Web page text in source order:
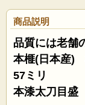
商品説明
品質には老舗
本榧(日本産)
57ミリ
本漆太刀目盛